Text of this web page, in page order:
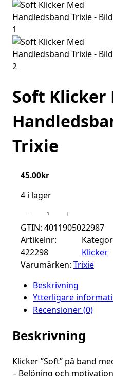
Soft Klicker
Trixie
45.00kr
4 i lager
Soft
Klicker
Med
Handledsband
Trixie
− +
GTIN: 4011905022987
Artikelnr:
422298
Klicker
Varumärken: Trixie
Beskrivning
Ytterligare
Recensioner (0)
Beskrivning
Klicker ”Soft” på band
– Belöning och